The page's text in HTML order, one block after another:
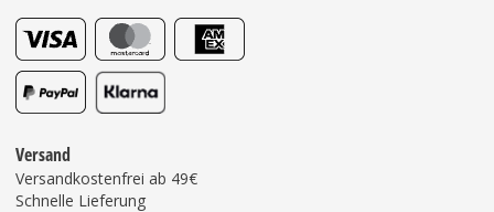
Versand
Versandkostenfrei ab 49€
Schnelle Lieferung